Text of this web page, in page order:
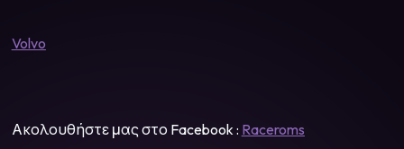
Volvo
Ακολουθήστε μας στο Facebook : Raceroms